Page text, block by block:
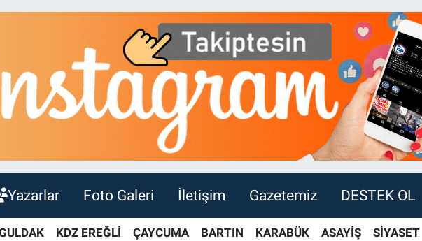
Yazarlar Foto Galeri İletişim Gazetemiz DESTEK OL
KDZ EREĞLİ ÇAYCUMA BARTIN KARABÜK ASAYİŞ SİYASET